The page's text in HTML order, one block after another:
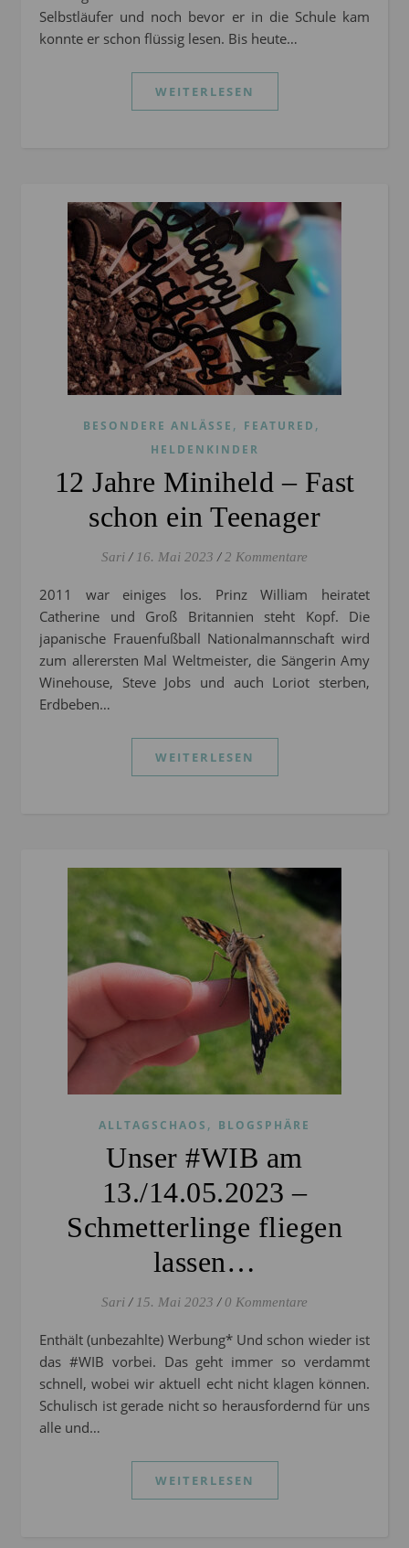
Selbstläufer und noch bevor er in die Schule kam
konnte er schon flüssig lesen. Bis heute…
WEITERLESEN
BESONDERE ANLÄSSE , FEATURED ,
HELDENKINDER
12 Jahre Miniheld – Fast
schon ein Teenager
Sari / 16. Mai 2023 / 2 Kommentare
2011 war einiges los. Prinz William heiratet
Catherine und Groß Britannien steht Kopf. Die
japanische Frauenfußball Nationalmannschaft wird
zum allerersten Mal Weltmeister, die Sängerin Amy
Winehouse, Steve Jobs und auch Loriot sterben,
Erdbeben…
WEITERLESEN
ALLTAGSCHAOS , BLOGSPHÄRE
Unser #WIB am
13./14.05.2023 –
Schmetterlinge fliegen
lassen…
Sari / 15. Mai 2023 / 0 Kommentare
Enthält (unbezahlte) Werbung* Und schon wieder ist
das #WIB vorbei. Das geht immer so verdammt
schnell, wobei wir aktuell echt nicht klagen können.
Schulisch ist gerade nicht so herausfordernd für uns
alle und…
WEITERLESEN